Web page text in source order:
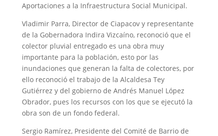
Aportaciones a la Infraestructura Social Municipal.
Vladimir Parra, Director de Ciapacov y representante
de la Gobernadora Indira Vizcaíno, reconoció que el
colector pluvial entregado es una obra muy
importante para la población, esto por las
inundaciones que generan la falta de colectores, por
ello reconoció el trabajo de la Alcaldesa Tey
Gutiérrez y del gobierno de Andrés Manuel López
Obrador, pues los recursos con los que se ejecutó la
obra son de un fondo federal.
Sergio Ramírez, Presidente del Comité de Barrio de